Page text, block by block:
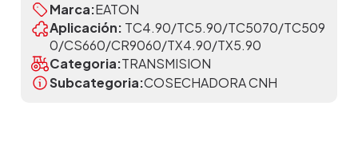
Marca:EATON
Aplicación: TC4.90/TC5.90/TC5070/TC509
0/CS660/CR9060/TX4.90/TX5.90
Categoria:TRANSMISION
Subcategoria:COSECHADORA CNH